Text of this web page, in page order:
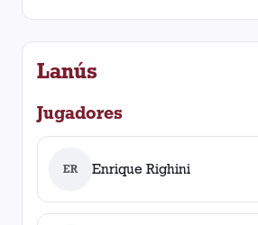
Lanús
Jugadores
ER Enrique Righini